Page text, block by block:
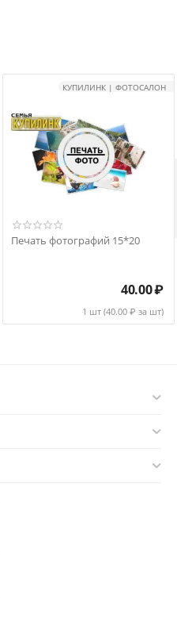
КУПИЛИНК | ФОТОСАЛОН
Печать фотографий 15*20
40.00₽
1 шт (40.00 ₽ за шт)